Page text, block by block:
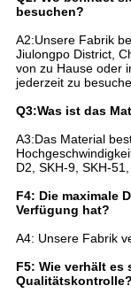
besuchen?
A2:Unsere Fabrik
Jiulongpo District,
von zu Hause oder
jederzeit zu
Q3:Was ist das
A3:Das Material
D2, SKH-9, SKH-
F4: Die maximale
Verfügung hat?
A4: Unsere Fabrik
F5: Wie verhält es
Qualitätskontrolle?